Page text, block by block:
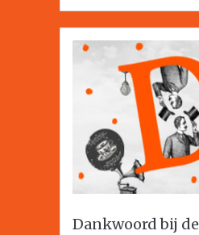
Dankwoord bij de